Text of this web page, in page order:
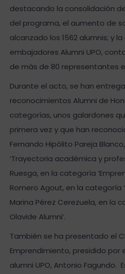
destacando la consolidación
del programa, el aumento de
alcanzado los 1562 alumnis; y
embajadores Alumni UPO,
de más de 80 representantes
Durante el acto, se han
reconocimientos Alumni de
categorías, unos galardones
primera vez y que han
Fernando Hipólito Pareja
‘Trayectoria académica y
Ruesga, en la categoría
Romero Agout, en la categoría
Marina Pérez Cerezuela, en la
Olavide Alumni’.
También se ha presentado el
Emprendimiento, presidido por
alumni UPO, Antonio Fagundo.